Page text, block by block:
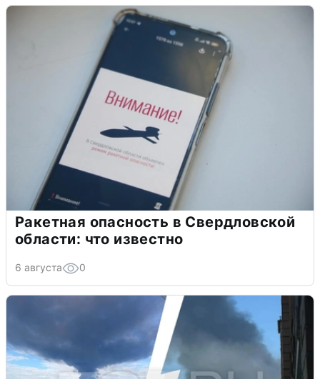
Ракетная опасность в Свердловской
области: что известно
6 августа 0